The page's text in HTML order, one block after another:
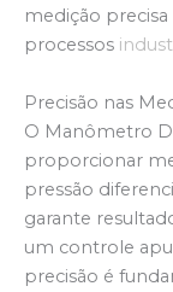
medição
processos
Precisão nas
O Manômetro
proporcionar
pressão
garante
um controle
precisão é